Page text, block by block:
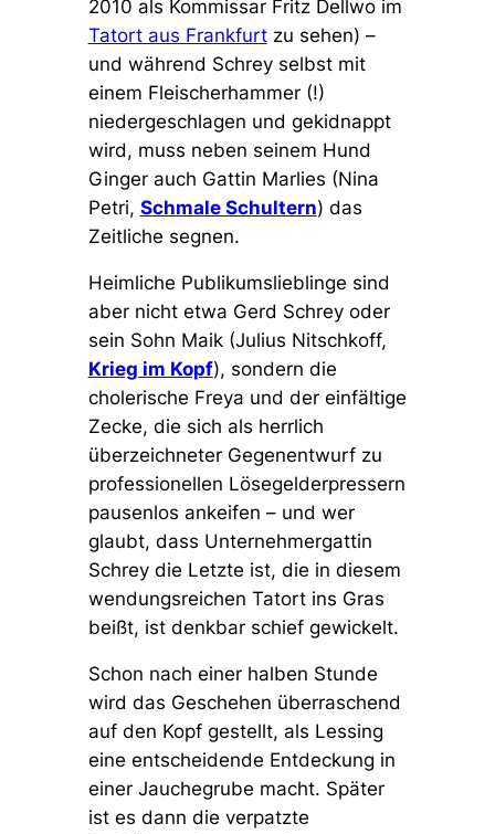
2010 als Kommissar Fritz Dellwo im
Tatort aus Frankfurtzu sehen) –
und während Schrey selbst mit
einem Fleischerhammer (!)
niedergeschlagen und gekidnappt
wird, muss neben seinem Hund
Ginger auch Gattin Marlies (Nina
Petri, Schmale Schultern) das
Zeitliche segnen.
Heimliche Publikumslieblinge sind
aber nicht etwa Gerd Schrey oder
sein Sohn Maik (Julius Nitschkoff,
Krieg im Kopf), sondern die
cholerische Freya und der einfältige
Zecke, die sich als herrlich
überzeichneter Gegenentwurf zu
professionellen Lösegelderpressern
pausenlos ankeifen – und wer
glaubt, dass Unternehmergattin
Schrey die Letzte ist, die in diesem
wendungsreichen Tatort ins Gras
beißt, ist denkbar schief gewickelt.
Schon nach einer halben Stunde
wird das Geschehen überraschend
auf den Kopf gestellt, als Lessing
eine entscheidende Entdeckung in
einer Jauchegrube macht. Später
ist es dann die verpatzte